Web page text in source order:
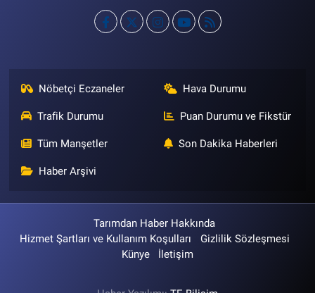
Nöbetçi Eczaneler Hava Durumu
Trafik Durumu Puan Durumu ve Fikstür
Tüm Manşetler Son Dakika Haberleri
Haber Arşivi
Tarımdan Haber Hakkında
Hizmet Şartları ve Kullanım Koşulları
Gizlilik Sözleşmesi
Künye
İletişim